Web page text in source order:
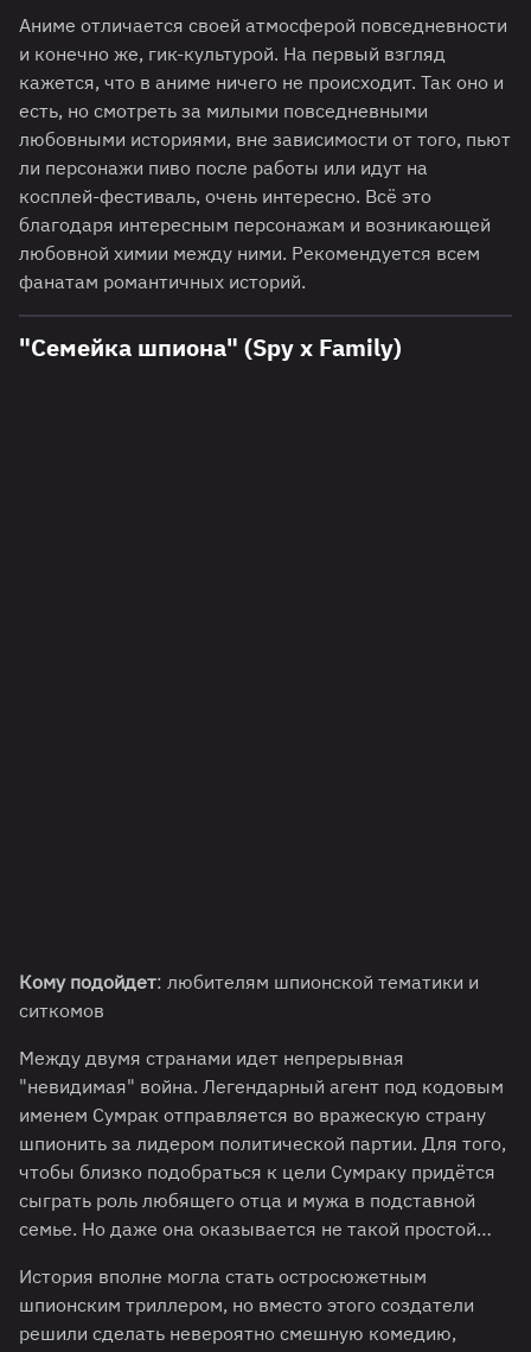
Аниме отличается своей атмосферой повседневности
и конечно же, гик-культурой. На первый взгляд
кажется, что в аниме ничего не происходит. Так оно и
есть, но смотреть за милыми повседневными
любовными историями, вне зависимости от того, пьют
ли персонажи пиво после работы или идут на
косплей-фестиваль, очень интересно. Всё это
благодаря интересным персонажам и возникающей
любовной химии между ними. Рекомендуется всем
фанатам романтичных историй.
"Семейка шпиона" (Spy x Family)
Кому подойдет: любителям шпионской тематики и
ситкомов
Между двумя странами идет непрерывная
"невидимая" война. Легендарный агент под кодовым
именем Сумрак отправляется во вражескую страну
шпионить за лидером политической партии. Для того,
чтобы близко подобраться к цели Сумраку придётся
сыграть роль любящего отца и мужа в подставной
семье. Но даже она оказывается не такой простой…
История вполне могла стать остросюжетным
шпионским триллером, но вместо этого создатели
решили сделать невероятно смешную комедию,